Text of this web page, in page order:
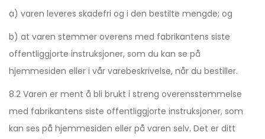
a) varen leveres skadefri og i den bestilte mengde; og
b) at varen stemmer overens med fabrikantens siste
offentliggjorte instruksjoner, som du kan se på
hjemmesiden eller i vår varebeskrivelse, når du bestiller.
8.2 Varen er ment å bli brukt i streng overensstemmelse
med fabrikantens siste offentliggjorte instruksjoner, som
kan ses på hjemmesiden eller på varen selv. Det er ditt